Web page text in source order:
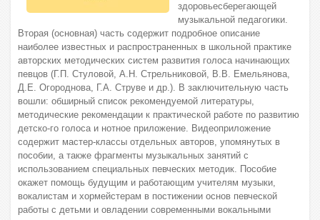
здоровьесберегающей
музыкальной педагогики.
Вторая (основная) часть содержит подробное описание
наиболее известных и распространенных в школьной практике
авторских методических систем развития голоса начинающих
певцов (Г.П. Стуловой, А.Н. Стрельниковой, В.В. Емельянова,
Д.Е. Огороднова, Г.А. Струве и др.). В заключительную часть
вошли: обширный список рекомендуемой литературы,
методические рекомендации к практической работе по развитию
детско-го голоса и нотное приложение. Видеоприложение
содержит мастер-классы отдельных авторов, упомянутых в
пособии, а также фрагменты музыкальных занятий с
использованием специальных певческих методик. Пособие
окажет помощь будущим и работающим учителям музыки,
вокалистам и хормейстерам в постижении основ певческой
работы с детьми и овладении современными вокальными